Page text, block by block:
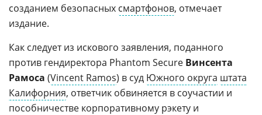
созданием безопасных смартфонов, отмечает
издание.
Как следует из искового заявления, поданного
против гендиректора Phantom Secure Винсента
Рамоса (Vincent Ramos) в суд Южного округа штата
Калифорния, ответчик обвиняется в соучастии и
пособничестве корпоративному рэкету и